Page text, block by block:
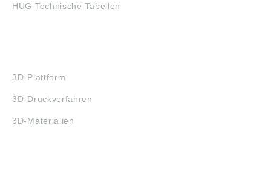
HUG Technische Tabellen
3D-Plattform
3D-Druckverfahren
3D-Materialien